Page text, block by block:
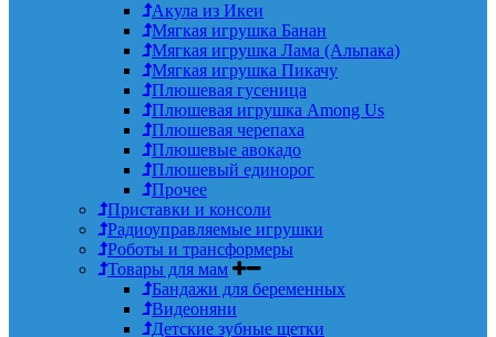
Акула из Икеи
Мягкая игрушка Банан
Мягкая игрушка Лама (Альпака)
Мягкая игрушка Пикачу
Плюшевая гусеница
Плюшевая игрушка Among Us
Плюшевая черепаха
Плюшевые авокадо
Плюшевый единорог
Прочее
Приставки и консоли
Радиоуправляемые игрушки
Роботы и трансформеры
Товары для мам
Бандажи для беременных
Видеоняни
Детские зубные щетки